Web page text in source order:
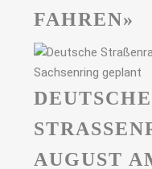
FAHREN»
DEUTSCHE
UGUST AM